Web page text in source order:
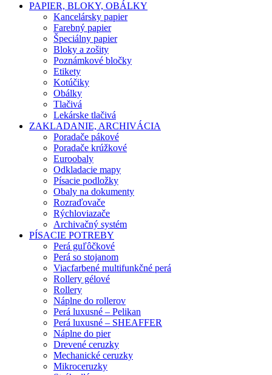
PAPIER, BLOKY, OBÁLKY
Kancelársky papier
Farebný papier
Špeciálny papier
Bloky a zošity
Poznámkové bločky
Etikety
Kotúčiky
Obálky
Tlačivá
Lekárske tlačivá
ZAKLADANIE, ARCHIVÁCIA
Poradače pákové
Poradače krúžkové
Euroobaly
Odkladacie mapy
Písacie podložky
Obaly na dokumenty
Rozraďovače
Rýchloviazače
Archivačný systém
PÍSACIE POTREBY
Perá guľôčkové
Perá so stojanom
Viacfarbené multifunkčné perá
Rollery gélové
Rollery
Náplne do rollerov
Perá luxusné – Pelikan
Perá luxusné – SHEAFFER
Náplne do pier
Drevené ceruzky
Mechanické ceruzky
Mikroceruzky